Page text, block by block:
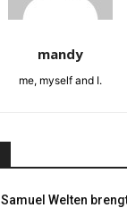
mandy
me, myself and I.
Samuel Welten